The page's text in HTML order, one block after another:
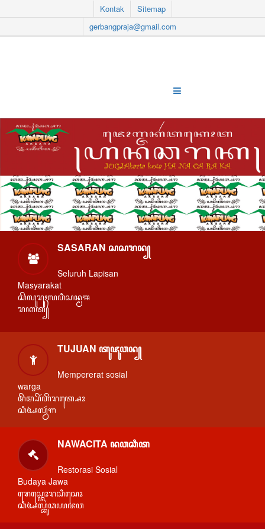
Kontak
Sitemap
gerbangpraja@gmail.com
SASARAN ꦱꦱꦫꦤ꧀
Seluruh Lapisan
Masyarakat
ꦱꦼꦭꦸꦫꦸꦃꦭꦥꦶꦱꦤ꧀ꦩꦯ
ꦫꦏꦠ꧀
TUJUAN ꦠꦸꦗꦸꦮꦤ꧀
Mempererat sosial
warga
ꦩꦼꦩ꧀ꦥꦼꦂꦲꦼꦫꦠ꧀ꦱꦺꦴ
ꦱꦶꦄꦭ꧀ꦮꦂꦒ
NAWACITA ꦤꦮꦕꦶꦠ
Restorasi Sosial
Budaya Jawa
ꦫꦺꦱ꧀ꦠꦺꦴꦫꦱꦶꦱꦺꦴ
ꦱꦶꦄꦭ꧀ꦧꦸꦣꦪꦗꦮ